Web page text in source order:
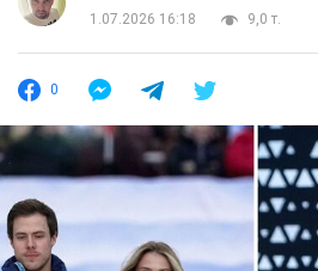
1.07.2026 16:18
9,0 т.
0